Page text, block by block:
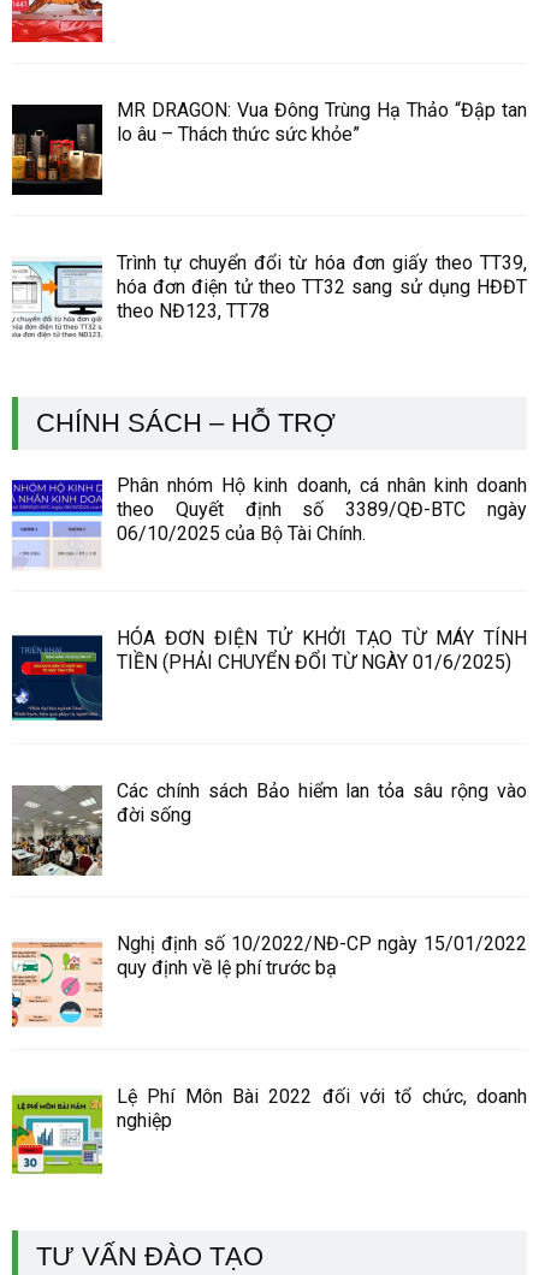
MR DRAGON: Vua Đông Trùng Hạ Thảo “Đập tan
lo âu – Thách thức sức khỏe”
Trình tự chuyển đổi từ hóa đơn giấy theo TT39,
hóa đơn điện tử theo TT32 sang sử dụng HĐĐT
theo NĐ123, TT78
CHÍNH SÁCH – HỖ TRỢ
Phân nhóm Hộ kinh doanh, cá nhân kinh doanh
theo Quyết định số 3389/QĐ-BTC ngày
06/10/2025 của Bộ Tài Chính.
HÓA ĐƠN ĐIỆN TỬ KHỞI TẠO TỪ MÁY TÍNH
TIỀN (PHẢI CHUYỂN ĐỔI TỪ NGÀY 01/6/2025)
Các chính sách Bảo hiểm lan tỏa sâu rộng vào
đời sống
Nghị định số 10/2022/NĐ-CP ngày 15/01/2022
quy định về lệ phí trước bạ
Lệ Phí Môn Bài 2022 đối với tổ chức, doanh
nghiệp
TƯ VẤN ĐÀO TẠO